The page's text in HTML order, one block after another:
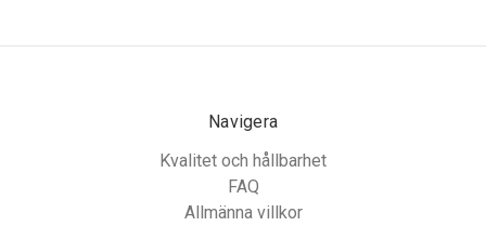
Navigera
Kvalitet och hållbarhet
FAQ
Allmänna villkor